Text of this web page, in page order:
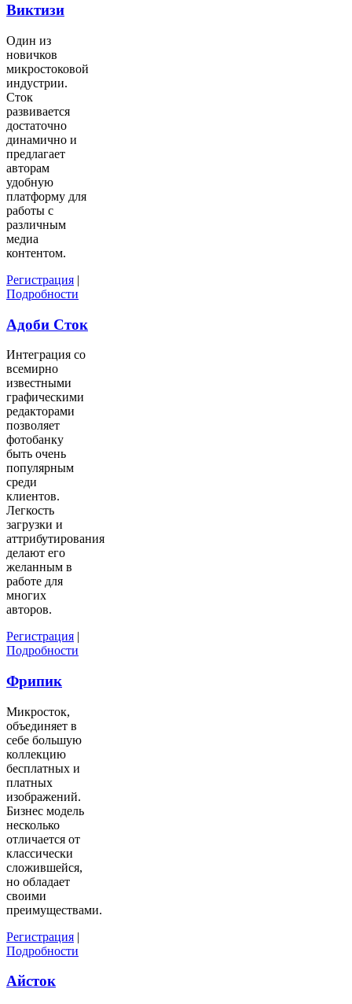
Виктизи
Один из
новичков
микростоковой
индустрии.
Сток
развивается
достаточно
динамично и
предлагает
авторам
удобную
платформу для
работы с
различным
медиа
контентом.
Регистрация |
Подробности
Адоби Сток
Интеграция со
всемирно
известными
графическими
редакторами
позволяет
фотобанку
быть очень
популярным
среди
клиентов.
Легкость
загрузки и
аттрибутирования
делают его
желанным в
работе для
многих
авторов.
Регистрация |
Подробности
Фрипик
Микросток,
объединяет в
себе большую
коллекцию
бесплатных и
платных
изображений.
Бизнес модель
несколько
отличается от
классически
сложившейся,
но обладает
своими
преимуществами.
Регистрация |
Подробности
Айсток